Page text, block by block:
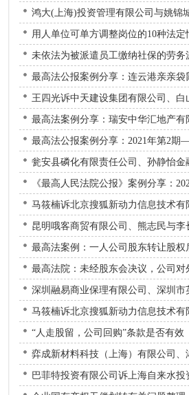
鸿大(上海)投资管理有限公司与姚锦
用人单位可单方调整岗位的10种法定
未依法为被派遣员工缴纳社保的劳
最高法公报案例分享：连云港亲亲
启迪教育科技有限公司侵权责任纠纷案
王四光诉中天建设集团有限公司、
最高法案例分享：瑞安中华汇地产
最高法公报案例分享：2021年第2期
纷案瓮安县磷化有限责任公司、孙静怡
《最高人民法院公报》案例分享：
马筱楠诉北京搜狐新动力信息技术有
昆明哦客商贸有限公司、熊志民与
最高法案例：一人公司股东转让股
最高法院：未经股东会决议，公司
深圳融易商业保理有限公司、深圳
马筱楠诉北京搜狐新动力信息技术有
“人走股留，公司回购”条款是否有效
弈成新材料科技（上海）有限公司
巴菲特投资有限公司诉上海自来水